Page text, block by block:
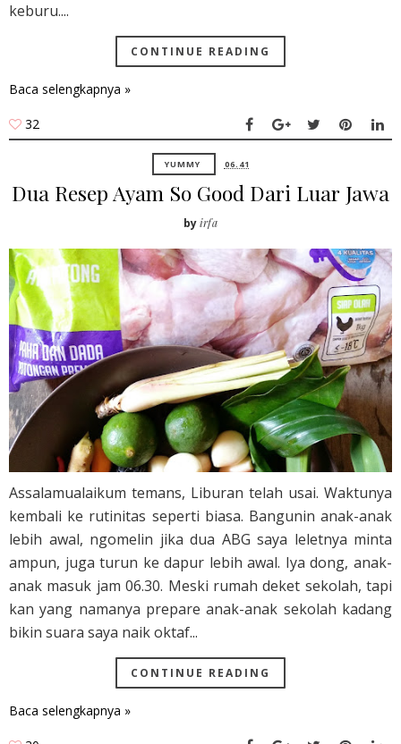
keburu....
CONTINUE READING
Baca selengkapnya »
32
YUMMY 06.41
Dua Resep Ayam So Good Dari Luar Jawa
byirfa
Assalamualaikum temans, Liburan telah usai. Waktunya
kembali ke rutinitas seperti biasa. Bangunin anak-anak
lebih awal, ngomelin jika dua ABG saya leletnya minta
ampun, juga turun ke dapur lebih awal. Iya dong, anak-
anak masuk jam 06.30. Meski rumah deket sekolah, tapi
kan yang namanya prepare anak-anak sekolah kadang
bikin suara saya naik oktaf...
CONTINUE READING
Baca selengkapnya »